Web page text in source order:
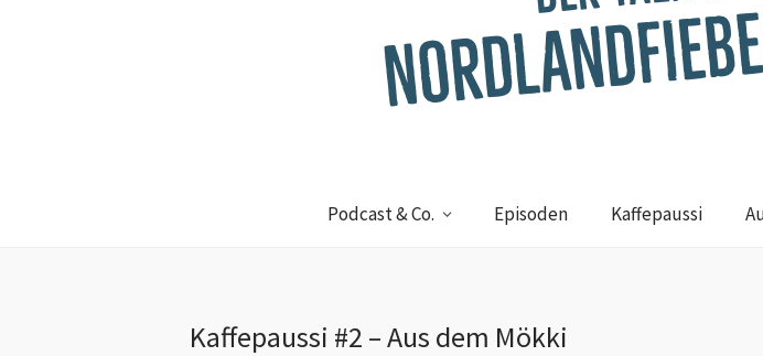
Podcast & Co. Episoden Kaffepaussi
Kaffepaussi #2 – Aus dem Mökki